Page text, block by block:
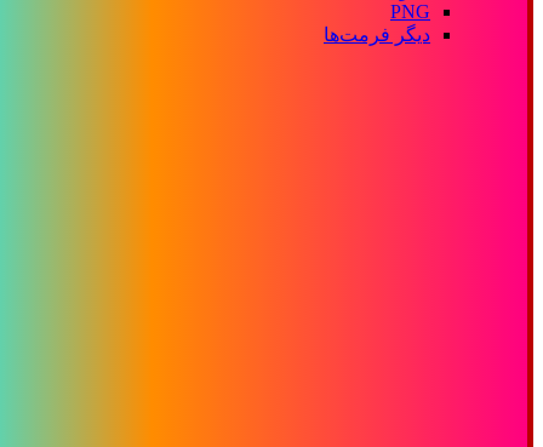
PNG
دیگر فرمت‌ها